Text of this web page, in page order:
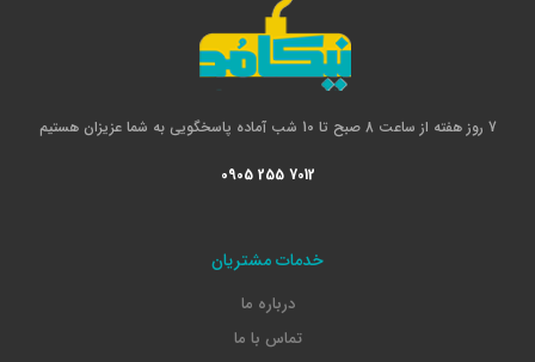
7 روز هفته از ساعت 8 صبح تا 10 شب آماده پاسخگویی به شما عزیزان هستیم
0905 255 7012
خدمات مشتریان
درباره ما
تماس با ما